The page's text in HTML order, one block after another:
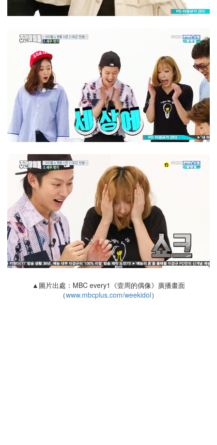
▲圖片出處：MBC every1《壹周的偶像》廣播畫面
（www.mbcplus.com/weekidol）